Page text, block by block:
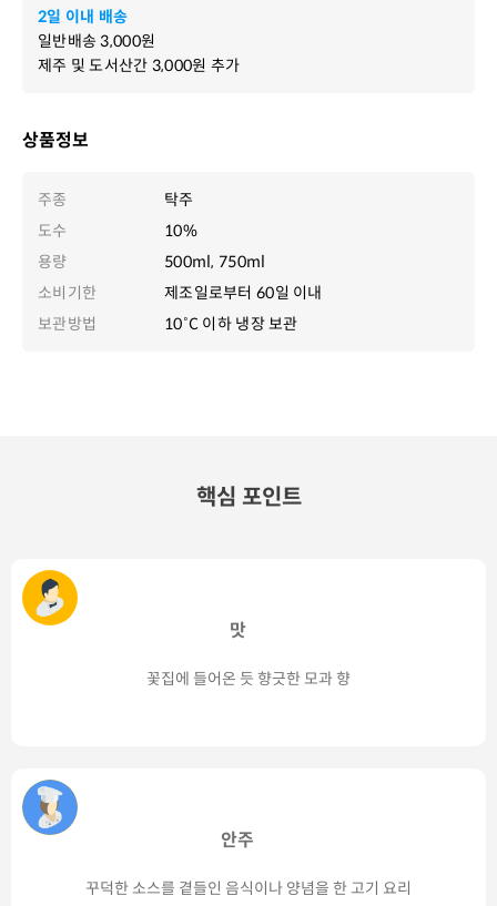
상품정보
주종
탁주
도수
10%
용량
500ml, 750ml
소비기한
제조일로부터 60일 이내
보관방법
10˚C 이하 냉장 보관
2일 이내 배송
일반배송3,000원
제주 및 도서산간 3,000원 추가
핵심 포인트
맛
꽃집에 들어온 듯 향긋한 모과 향
안주
꾸덕한 소스를 곁들인 음식이나 양념을 한 고기 요리